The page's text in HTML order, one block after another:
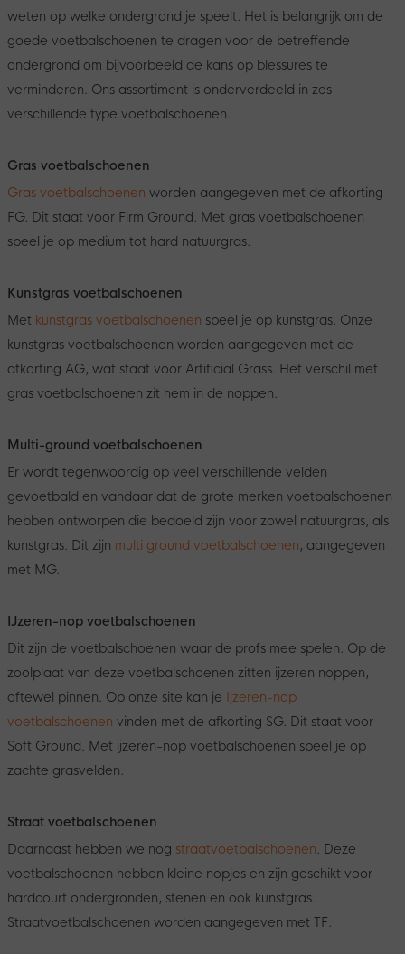
weten op welke ondergrond je speelt. Het is belangrijk om de
goede voetbalschoenen te dragen voor de betreffende
ondergrond om bijvoorbeeld de kans op blessures te
verminderen. Ons assortiment is onderverdeeld in zes
verschillende type voetbalschoenen.
Gras voetbalschoenen
Gras voetbalschoenen worden aangegeven met de afkorting
FG. Dit staat voor Firm Ground. Met gras voetbalschoenen
speel je op medium tot hard natuurgras.
Kunstgras voetbalschoenen
Met kunstgras voetbalschoenen speel je op kunstgras. Onze
kunstgras voetbalschoenen worden aangegeven met de
afkorting AG, wat staat voor Artificial Grass. Het verschil met
gras voetbalschoenen zit hem in de noppen.
Multi-ground voetbalschoenen
Er wordt tegenwoordig op veel verschillende velden
gevoetbald en vandaar dat de grote merken voetbalschoenen
hebben ontworpen die bedoeld zijn voor zowel natuurgras, als
kunstgras. Dit zijn multi ground voetbalschoenen, aangegeven
met MG.
IJzeren-nop voetbalschoenen
Dit zijn de voetbalschoenen waar de profs mee spelen. Op de
zoolplaat van deze voetbalschoenen zitten ijzeren noppen,
oftewel pinnen. Op onze site kan je Ijzeren-nop
voetbalschoenen vinden met de afkorting SG. Dit staat voor
Soft Ground. Met ijzeren-nop voetbalschoenen speel je op
zachte grasvelden.
Straat voetbalschoenen
Daarnaast hebben we nog straatvoetbalschoenen. Deze
voetbalschoenen hebben kleine nopjes en zijn geschikt voor
hardcourt ondergronden, stenen en ook kunstgras.
Straatvoetbalschoenen worden aangegeven met TF.